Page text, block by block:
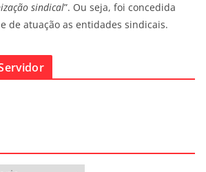
sindical”. Ou seja, foi concedida
de atuação as entidades sindicais.